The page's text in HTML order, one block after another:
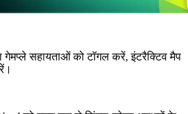
गेमप्ले सहायताओं को टॉगल करें, इंटरैक्टिव मैप